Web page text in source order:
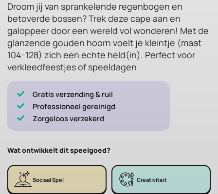
Droom jij van sprankelende regenbogen en
betoverde bossen? Trek deze cape aan en
galoppeer door een wereld vol wonderen! Met de
glanzende gouden hoorn voelt je kleintje (maat
104-128) zich een echte held(in). Perfect voor
verkleedfeestjes of speeldagen
Gratis verzending & ruil
Professioneel gereinigd
Zorgeloos verzekerd
Wat ontwikkelt dit speelgoed?
Sociaal Spel Creativiteit